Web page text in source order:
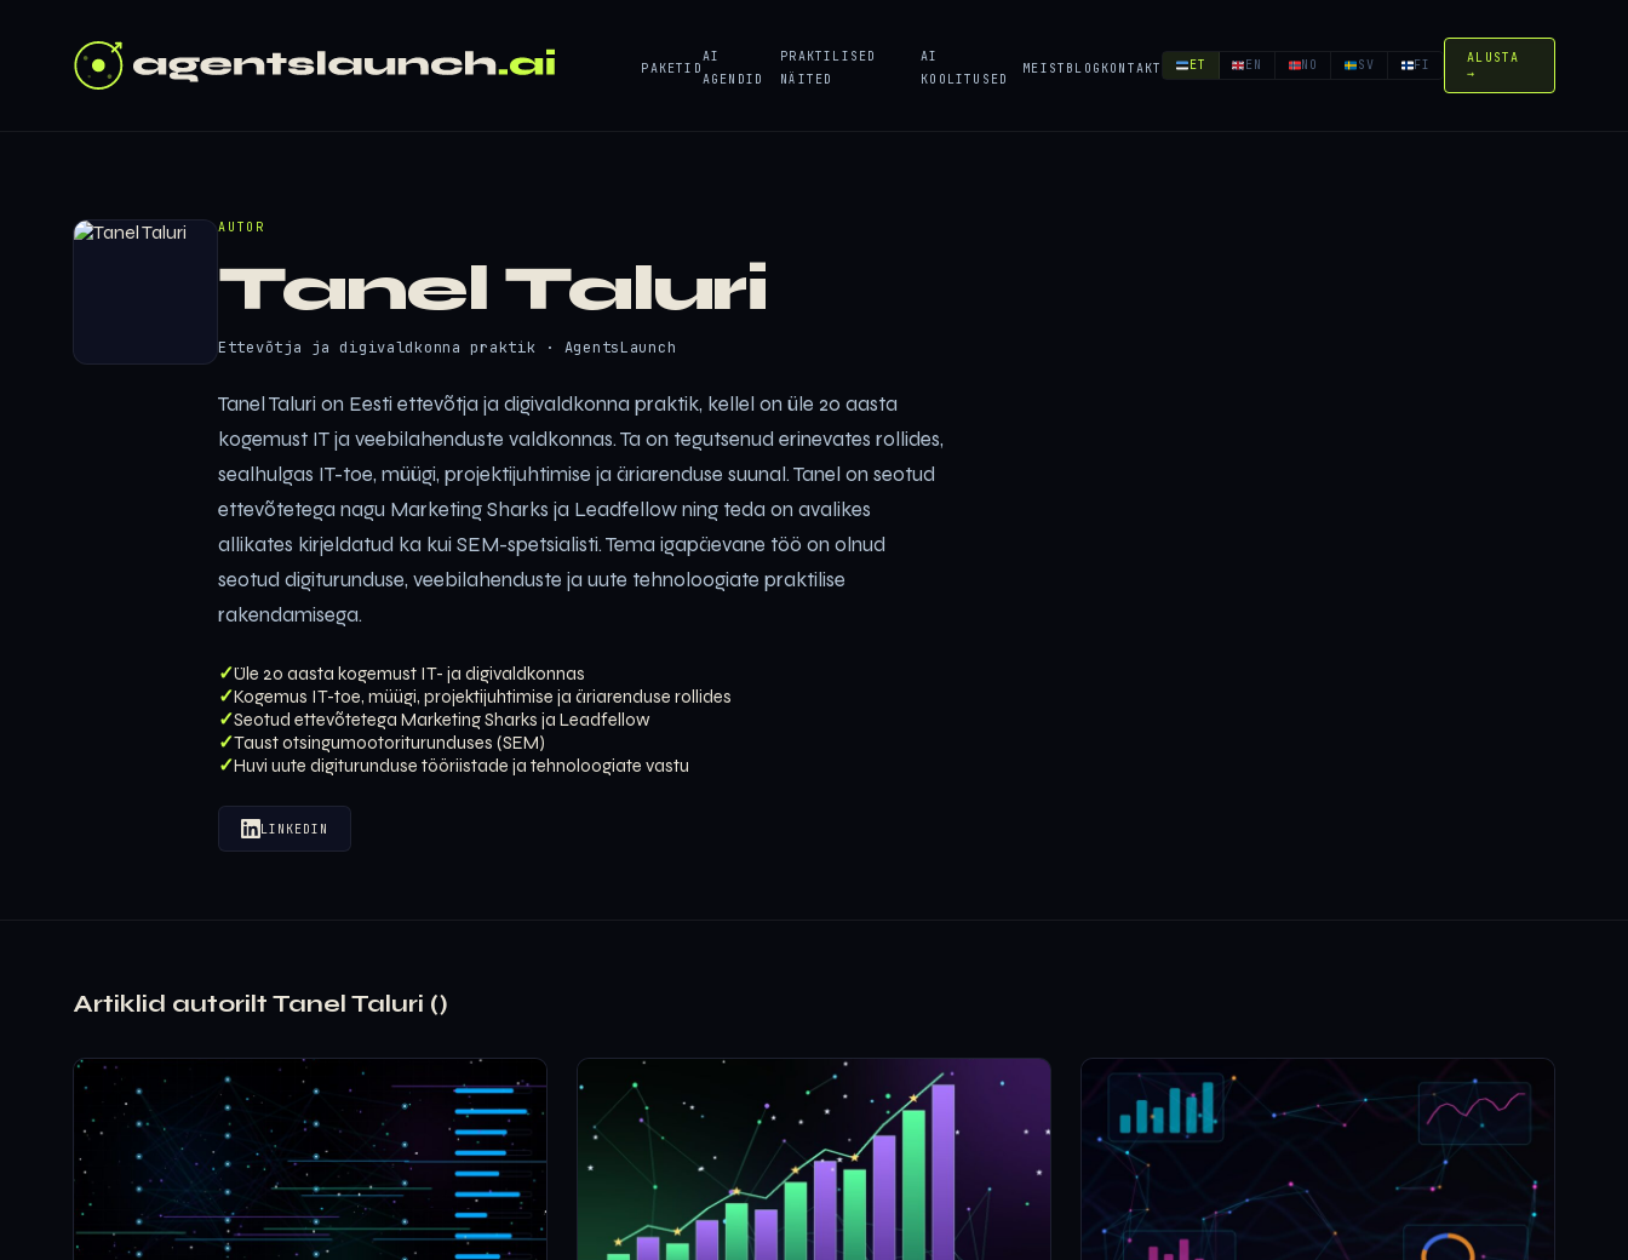
PAKETID
AI
AGENDID
PRAKTILISED
NÄITED
AI
KOOLITUSED
MEIST BLOG KONTAKT ET EN NO SV FI
ALUSTA
→
AUTOR
Tanel Taluri
Ettevõtja ja digivaldkonna praktik · AgentsLaunch
Tanel Taluri on Eesti ettevõtja ja digivaldkonna praktik, kellel on üle 20 aasta
kogemust IT ja veebilahenduste valdkonnas. Ta on tegutsenud erinevates rollides,
sealhulgas IT-toe, müügi, projektijuhtimise ja äriarenduse suunal. Tanel on seotud
ettevõtetega nagu Marketing Sharks ja Leadfellow ning teda on avalikes
allikates kirjeldatud ka kui SEM-spetsialisti. Tema igapäevane töö on olnud
seotud digiturunduse, veebilahenduste ja uute tehnoloogiate praktilise
rakendamisega.
Üle 20 aasta kogemust IT- ja digivaldkonnas
Kogemus IT-toe, müügi, projektijuhtimise ja äriarenduse rollides
Seotud ettevõtetega Marketing Sharks ja Leadfellow
Taust otsingumootoriturunduses (SEM)
Huvi uute digiturunduse tööriistade ja tehnoloogiate vastu
LINKEDIN
Artiklid autorilt Tanel Taluri ()